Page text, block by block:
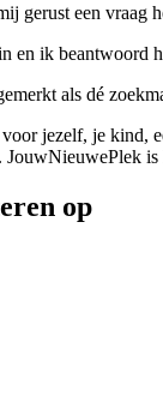
gerust een vraag
en ik beantwoord
als dé
jezelf, je kind,
JouwNieuwePlek is
op